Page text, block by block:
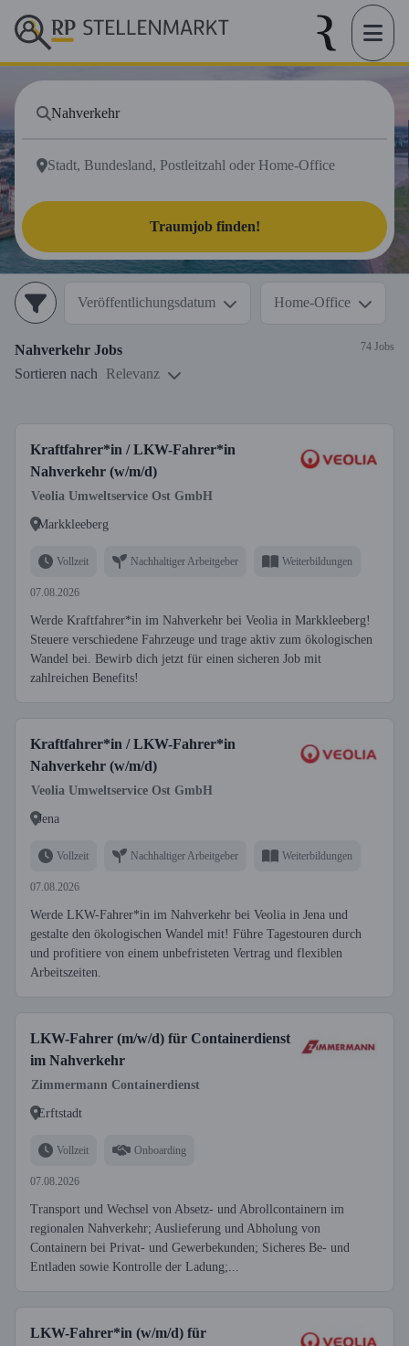
Traumjob finden!
Veröffentlichungsdatum Home-Office
Nahverkehr Jobs 74 Jobs
Sortieren nach Relevanz
Kraftfahrer*in / LKW-Fahrer*in
Nahverkehr (w/m/d)
Veolia Umweltservice Ost GmbH
Markkleeberg
Vollzeit Nachhaltiger Arbeitgeber Weiterbildungen
07.08.2026
Werde Kraftfahrer*in im Nahverkehr bei Veolia in Markkleeberg!
Steuere verschiedene Fahrzeuge und trage aktiv zum ökologischen
Wandel bei. Bewirb dich jetzt für einen sicheren Job mit
zahlreichen Benefits!
Kraftfahrer*in / LKW-Fahrer*in
Nahverkehr (w/m/d)
Veolia Umweltservice Ost GmbH
Jena
Vollzeit Nachhaltiger Arbeitgeber Weiterbildungen
07.08.2026
Werde LKW-Fahrer*in im Nahverkehr bei Veolia in Jena und
gestalte den ökologischen Wandel mit! Führe Tagestouren durch
und profitiere von einem unbefristeten Vertrag und flexiblen
Arbeitszeiten.
LKW-Fahrer (m/w/d) für Containerdienst
im Nahverkehr
Zimmermann Containerdienst
Erftstadt
Vollzeit Onboarding
07.08.2026
Transport und Wechsel von Absetz- und Abrollcontainern im
regionalen Nahverkehr; Auslieferung und Abholung von
Containern bei Privat- und Gewerbekunden; Sicheres Be- und
Entladen sowie Kontrolle der Ladung;...
LKW-Fahrer*in (w/m/d) für